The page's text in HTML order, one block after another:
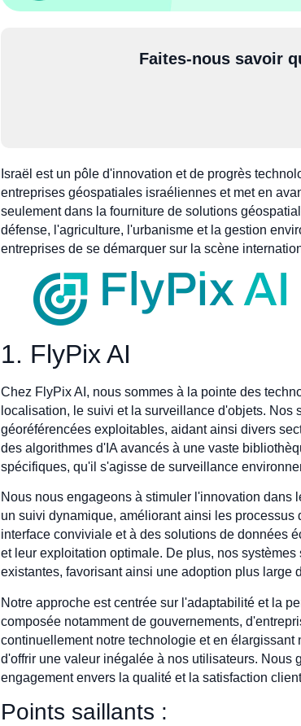
Faites-nous savoir
Israël est un pôle d'innovation et de progrès
entreprises géospatiales israéliennes et met en
seulement dans la fourniture de solutions
défense, l'agriculture, l'urbanisme et la gestion
entreprises de se démarquer sur la scène
1. FlyPix AI
Chez FlyPix AI, nous sommes à la pointe des
localisation, le suivi et la surveillance d'objets.
géoréférencées exploitables, aidant ainsi divers
des algorithmes d'IA avancés à une vaste
spécifiques, qu'il s'agisse de surveillance
Nous nous engageons à stimuler l'innovation
un suivi dynamique, améliorant ainsi les
interface conviviale et à des solutions de données
et leur exploitation optimale. De plus, nos
existantes, favorisant ainsi une adoption plus large
Notre approche est centrée sur l'adaptabilité et la
composée notamment de gouvernements,
continuellement notre technologie et en
d'offrir une valeur inégalée à nos utilisateurs. Nous
engagement envers la qualité et la satisfaction
Points saillants :